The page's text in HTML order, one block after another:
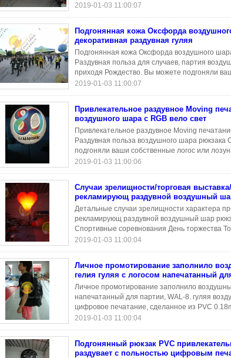
2019-01-03 11:00:07
Подгонянная кожа Оксфорда
декоративная раздувная гуляя
Подгонянная кожа Оксфорда воздушного
Раздувная польза для случаев, партия
приходя Рождество. Вы можете подгоняли
2019-01-03 11:00:07
Привлекательное раздувное Moving
воздушного шара с RGB вело свет
Привлекательное раздувное Moving
Раздувная польза воздушного шара
подгоняли ваши собственные логос или
2019-01-03 11:00:06
Случаи зрелищности/торговая
рекламирующ раздувной воздушный
Детальные случаи зрелищности характера
рекламирующ раздувной воздушный шар
Спортивные соревнования День торжества
2019-01-03 11:00:04
Личное промотирование заполнило
гелия гуляя с логосом напечатанный
Личное промотирование заполнило
напечатанный для партии, WAL-8. гуляя
цифровое печатание, сделанное из PVC
2019-01-03 11:00:04
Подгонянный рюкзак PVC
раздувает с польностью цифровым